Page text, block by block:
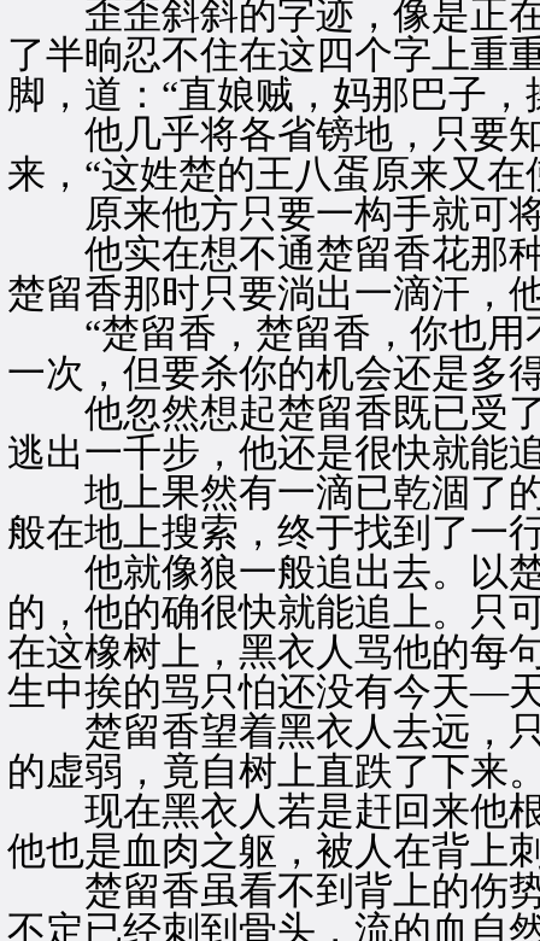
歪歪斜斜的字迹，像是正在
了半晌忍不住在这四个字上重
脚，道：“直娘贼，妈那巴子
他几乎将各省镑地，只要知
来，“这姓楚的王八蛋原来又在
原来他方只要一构手就可将
他实在想不通楚留香花那种
楚留香那时只要淌出一滴汗，
“楚留香，楚留香，你也用
一次，但要杀你的机会还是多
他忽然想起楚留香既已受了
逃出一千步，他还是很快就能
地上果然有一滴已乾涸了的
般在地上搜索，终于找到了一
他就像狼一般追出去。以楚
的，他的确很快就能追上。只
在这橡树上，黑衣人骂他的每
生中挨的骂只怕还没有今天—
楚留香望着黑衣人去远，只
的虚弱，竟自树上直跌了下来
现在黑衣人若是赶回来他根
他也是血肉之躯，被人在背上
楚留香虽看不到背上的伤势
不定已经刺到骨头，流的血自